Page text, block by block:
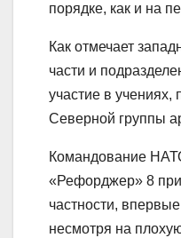
порядке, как и на
Как отмечает
части и
участие в
Северной группы
Командование
«Рефорджер» 8
частности,
несмотря на